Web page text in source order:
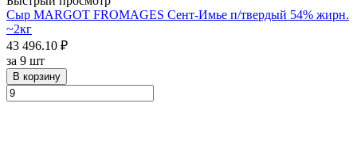
Сыр MARGOT FROMAGES Сент-Имье п/твердый 54% жирн.
~2кг
43 496.10 ₽
за 9 шт
В корзину